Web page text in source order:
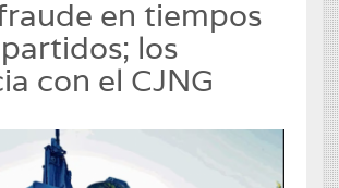
en tiempos
los
con el CJNG